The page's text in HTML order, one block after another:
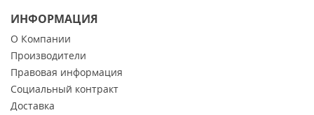
ИНФОРМАЦИЯ
О Компании
Производители
Правовая информация
Социальный контракт
Доставка